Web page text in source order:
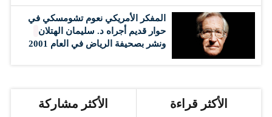
المفكر الأمريكي نعوم تشومسكي في
حوار قديم أجراه د. سليمان الهتلان
ونشر بصحيفة الرياض في العام 2001
الأكثر قراءة الأكثر مشاركة